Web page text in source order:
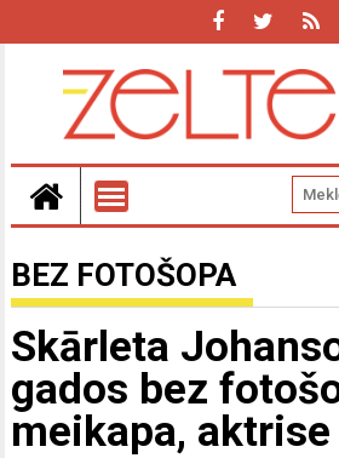
BEZ FOTOŠOPA
Skārleta
gados bez
meikapa,